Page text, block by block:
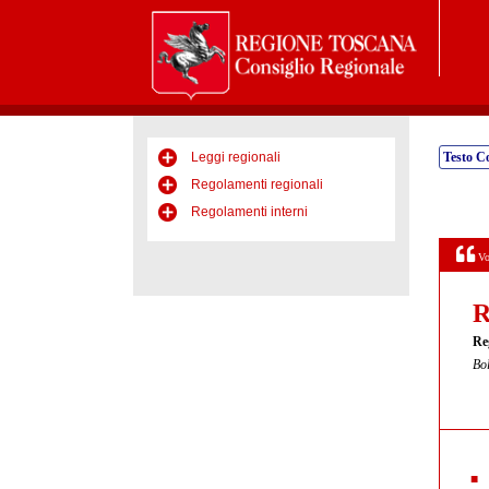
Leggi regionali
Regolamenti regionali
Regolamenti interni
Testo